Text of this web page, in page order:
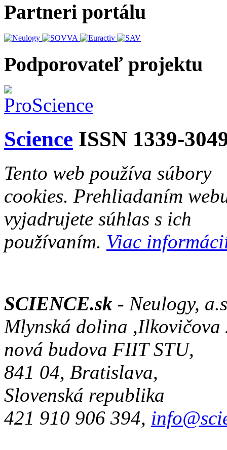
Partneri portálu
Podporovateľ projektu
Science ISSN 1339-
Tento web používa súbory
cookies. Prehliadaním
vyjadrujete súhlas s ich
používaním. Viac
SCIENCE.sk - Neulogy,
Mlynská dolina ,Ilkovičova
nová budova FIIT STU,
841 04, Bratislava,
Slovenská republika
421 910 906 394,